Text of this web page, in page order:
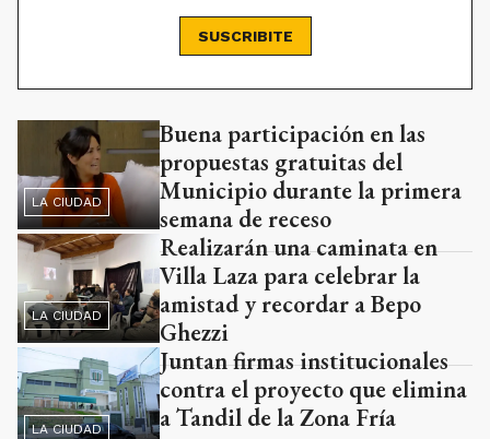
SUSCRIBITE
LA CIUDAD
Buena participación en las
propuestas gratuitas del
Municipio durante la primera
semana de receso
LA CIUDAD
Realizarán una caminata en
Villa Laza para celebrar la
amistad y recordar a Bepo
Ghezzi
LA CIUDAD
Juntan firmas institucionales
contra el proyecto que elimina
a Tandil de la Zona Fría